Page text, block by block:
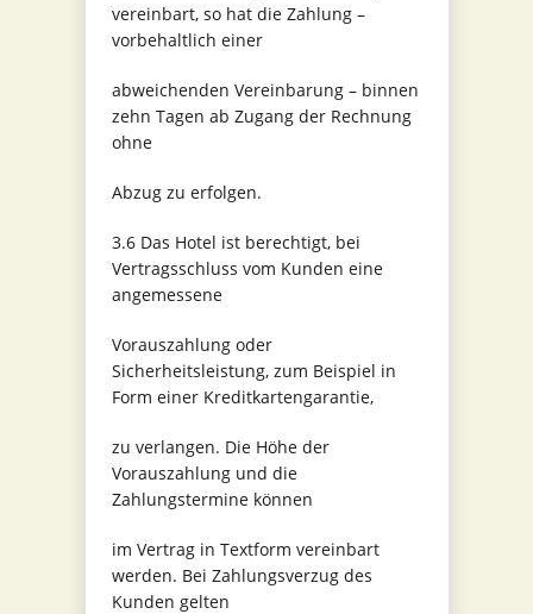
vereinbart, so hat die Zahlung –
vorbehaltlich einer
abweichenden Vereinbarung – binnen
zehn Tagen ab Zugang der Rechnung
ohne
Abzug zu erfolgen.
3.6 Das Hotel ist berechtigt, bei
Vertragsschluss vom Kunden eine
angemessene
Vorauszahlung oder
Sicherheitsleistung, zum Beispiel in
Form einer Kreditkartengarantie,
zu verlangen. Die Höhe der
Vorauszahlung und die
Zahlungstermine können
im Vertrag in Textform vereinbart
werden. Bei Zahlungsverzug des
Kunden gelten